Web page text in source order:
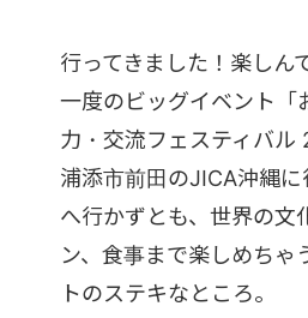
行ってきました！楽しん
一度のビッグイベント「
力・交流フェスティバル
浦添市前田のJICA沖縄
へ行かずとも、世界の文
ン、食事まで楽しめちゃ
トのステキなところ。